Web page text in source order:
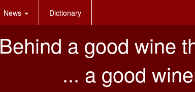
News Dictionary
Behind a good wine
... a good